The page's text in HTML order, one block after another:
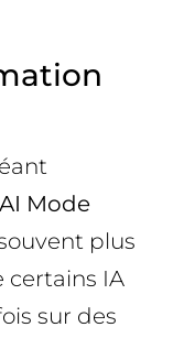
AI Mode
plus
certains IA
sur des